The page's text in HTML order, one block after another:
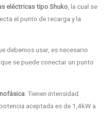
eléctricas tipo Shuko , la cual se
el punto de recarga y la
debemos usar, es necesario
se puede conectar un punto
: Tienen intensidad
aceptada es de 1,4kW a